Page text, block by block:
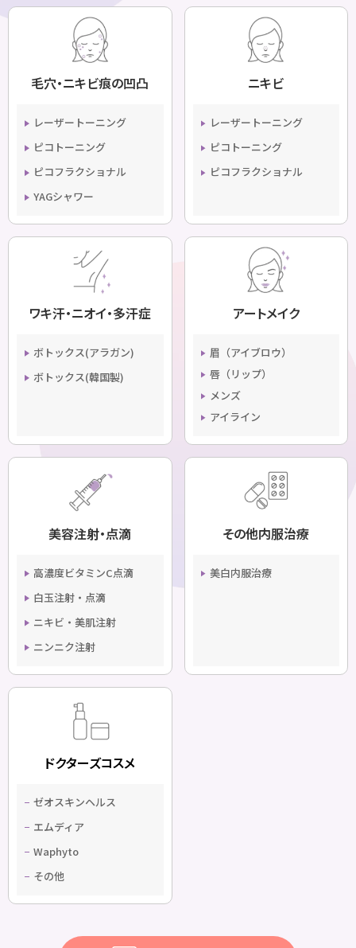
毛穴・ニキビ痕の凹凸
レーザートーニング
ピコトーニング
ピコフラクショナル
YAGシャワー
ニキビ
レーザートーニング
ピコトーニング
ピコフラクショナル
ワキ汗・ニオイ・多汗症
ボトックス(アラガン)
ボトックス(韓国製)
アートメイク
眉（アイブロウ）
唇（リップ）
メンズ
アイライン
美容注射・点滴
高濃度ビタミンC点滴
白玉注射・点滴
ニキビ・美肌注射
ニンニク注射
その他内服治療
美白内服治療
ドクターズコスメ
ゼオスキンヘルス
エムディア
Waphyto
その他